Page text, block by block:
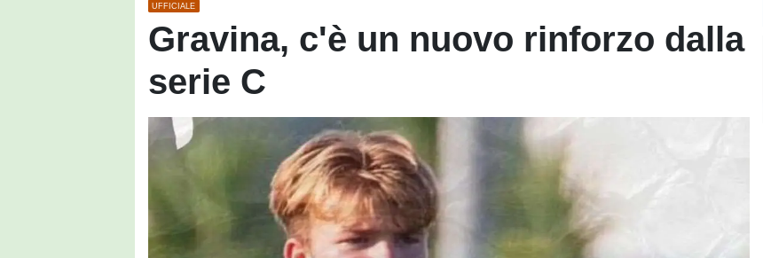
UFFICIALE
Gravina, c'è un nuovo rinforzo dalla
serie C